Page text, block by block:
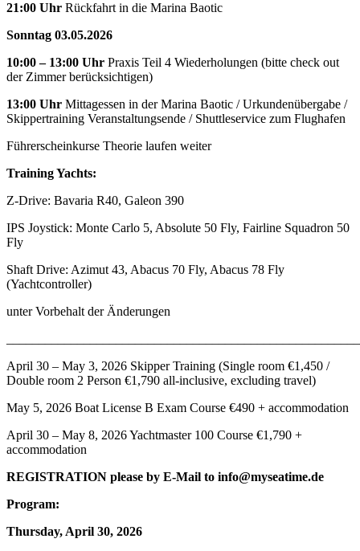
21:00 Uhr Rückfahrt in die Marina Baotic
Sonntag 03.05.2026
10:00 – 13:00 Uhr Praxis Teil 4 Wiederholungen (bitte check out
der Zimmer berücksichtigen)
13:00 Uhr Mittagessen in der Marina Baotic / Urkundenübergabe /
Skippertraining Veranstaltungsende / Shuttleservice zum Flughafen
Führerscheinkurse Theorie laufen weiter
Training Yachts:
Z-Drive: Bavaria R40, Galeon 390
IPS Joystick: Monte Carlo 5, Absolute 50 Fly, Fairline Squadron 50
Fly
Shaft Drive: Azimut 43, Abacus 70 Fly, Abacus 78 Fly
(Yachtcontroller)
unter Vorbehalt der Änderungen
April 30 – May 3, 2026 Skipper Training (Single room €1,450 /
Double room 2 Person €1,790 all-inclusive, excluding travel)
May 5, 2026 Boat License B Exam Course €490 + accommodation
April 30 – May 8, 2026 Yachtmaster 100 Course €1,790 +
accommodation
REGISTRATION please by E-Mail to info@myseatime.de
Program:
Thursday, April 30, 2026